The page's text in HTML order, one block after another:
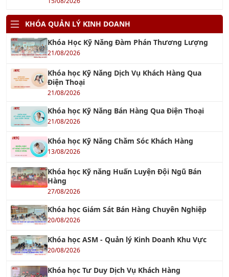
21/08/2026
Khóa học Kỹ Năng Dịch Vụ Khách Hàng Qua
Điện Thoại
Khóa học Kỹ Năng Bán Hàng Qua Điện Thoại
21/08/2026
Khóa học Kỹ Năng Chăm Sóc Khách Hàng
13/08/2026
Khóa học Kỹ năng Huấn Luyện Đội Ngũ Bán
Hàng
Khóa học Giám Sát Bán Hàng Chuyên Nghiệp
20/08/2026
Khóa học ASM - Quản lý Kinh Doanh Khu Vực
20/08/2026
Khóa học Tư Duy Dịch Vụ Khách Hàng
13/08/2026
Khóa Học Kỹ Năng Tư Vấn Bán Hàng Chuyên